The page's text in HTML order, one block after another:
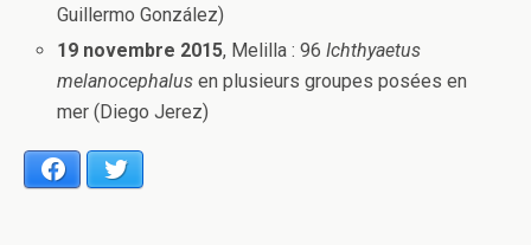
Guillermo González)
19 novembre 2015, Melilla : 96 Ichthyaetus
melanocephalus en plusieurs groupes posées en
mer (Diego Jerez)
Facebook